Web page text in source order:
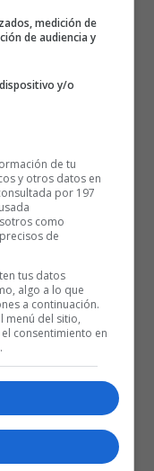
de la
de la
medición de
de audiencia y
y/o
de tu
y otros datos en
por 197
como
de
tus datos
algo a lo que
a continuación.
menú del sitio,
consentimiento en